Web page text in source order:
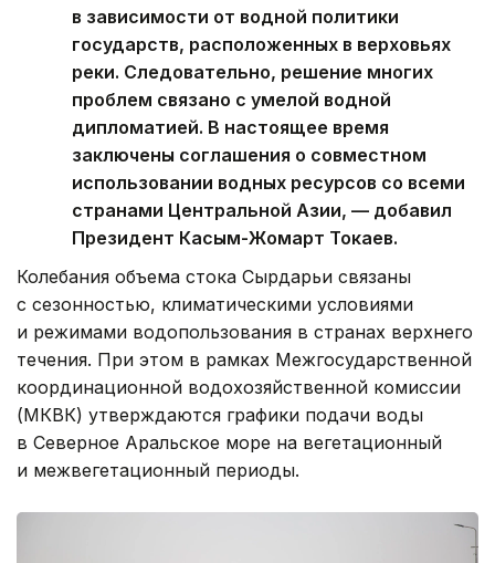
в зависимости от водной политики
государств, расположенных в верховьях
реки. Следовательно, решение многих
проблем связано с умелой водной
дипломатией. В настоящее время
заключены соглашения о совместном
использовании водных ресурсов со всеми
странами Центральной Азии, — добавил
Президент Касым-Жомарт Токаев.
Колебания объема стока Сырдарьи связаны
с сезонностью, климатическими условиями
и режимами водопользования в странах верхнего
течения. При этом в рамках Межгосударственной
координационной водохозяйственной комиссии
(МКВК) утверждаются графики подачи воды
в Северное Аральское море на вегетационный
и межвегетационный периоды.